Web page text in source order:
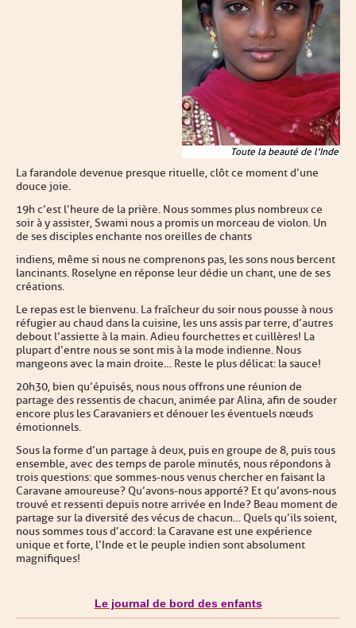
Toute la beauté de l'Inde
La farandole devenue presque rituelle, clôt ce moment d’une
douce joie.
19h c’est l’heure de la prière. Nous sommes plus nombreux ce
soir à y assister, Swami nous a promis un morceau de violon. Un
de ses disciples enchante nos oreilles de chants
indiens, même si nous ne comprenons pas, les sons nous bercent
lancinants. Roselyne en réponse leur dédie un chant, une de ses
créations.
Le repas est le bienvenu. La fraîcheur du soir nous pousse à nous
réfugier au chaud dans la cuisine, les uns assis par terre, d’autres
debout l’assiette à la main. Adieu fourchettes et cuillères ! La
plupart d’entre nous se sont mis à la mode indienne. Nous
mangeons avec la main droite… Reste le plus délicat : la sauce !
20h30, bien qu’épuisés, nous nous offrons une réunion de
partage des ressentis de chacun, animée par Alina, afin de souder
encore plus les Caravaniers et dénouer les éventuels nœuds
émotionnels.
Sous la forme d’un partage à deux, puis en groupe de 8, puis tous
ensemble, avec des temps de parole minutés, nous répondons à
trois questions : que sommes-nous venus chercher en faisant la
Caravane amoureuse ? Qu’avons-nous apporté ? Et qu’avons-nous
trouvé et ressenti depuis notre arrivée en Inde ? Beau moment de
partage sur la diversité des vécus de chacun… Quels qu’ils soient,
nous sommes tous d’accord : la Caravane est une expérience
unique et forte, l’Inde et le peuple indien sont absolument
magnifiques !
Le journal de bord des enfants